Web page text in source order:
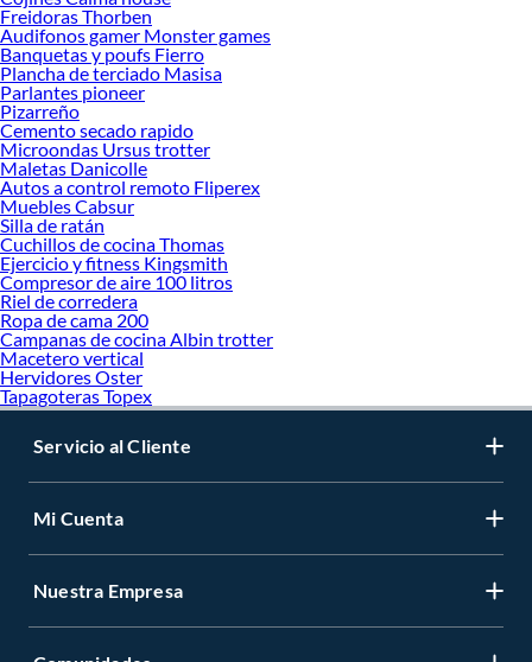
Freidoras Thorben
Audifonos gamer Monster games
Banquetas y poufs Fierro
Plancha de terciado Masisa
Parlantes pioneer
Pizarreño
Cemento secado rapido
Microondas Ursus trotter
Maletas Danicolle
Autos a control remoto Fliperex
Muebles Cabsur
Silla de ratán
Cuchillos de cocina Thomas
Ejercicio y fitness Kingsmith
Compresor de aire 100 litros
Riel de corredera
Ropa de cama 200
Campanas de cocina Albin trotter
Macetero vertical
Hervidores Oster
Tapagoteras Topex
Servicio al Cliente
Mi Cuenta
Nuestra Empresa